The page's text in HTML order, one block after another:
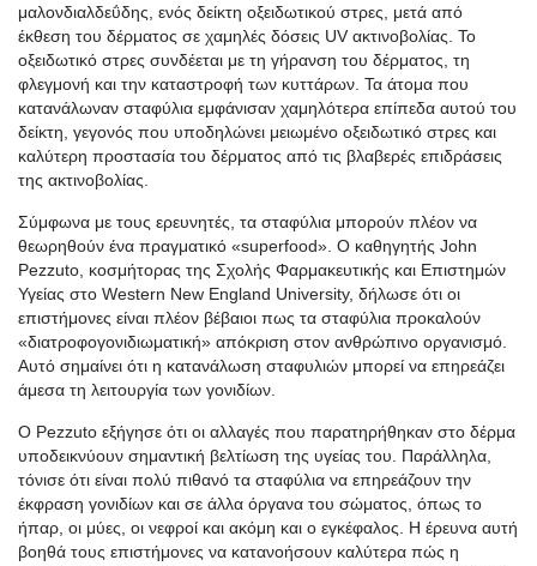
μαλονδιαλδεΰδης, ενός δείκτη οξειδωτικού στρες, μετά από
έκθεση του δέρματος σε χαμηλές δόσεις UV ακτινοβολίας. Το
οξειδωτικό στρες συνδέεται με τη γήρανση του δέρματος, τη
φλεγμονή και την καταστροφή των κυττάρων. Τα άτομα που
κατανάλωναν σταφύλια εμφάνισαν χαμηλότερα επίπεδα αυτού του
δείκτη, γεγονός που υποδηλώνει μειωμένο οξειδωτικό στρες και
καλύτερη προστασία του δέρματος από τις βλαβερές επιδράσεις
της ακτινοβολίας.
Σύμφωνα με τους ερευνητές, τα σταφύλια μπορούν πλέον να
θεωρηθούν ένα πραγματικό «superfood». Ο καθηγητής John
Pezzuto, κοσμήτορας της Σχολής Φαρμακευτικής και Επιστημών
Υγείας στο Western New England University, δήλωσε ότι οι
επιστήμονες είναι πλέον βέβαιοι πως τα σταφύλια προκαλούν
«διατροφογονιδιωματική» απόκριση στον ανθρώπινο οργανισμό.
Αυτό σημαίνει ότι η κατανάλωση σταφυλιών μπορεί να επηρεάζει
άμεσα τη λειτουργία των γονιδίων.
Ο Pezzuto εξήγησε ότι οι αλλαγές που παρατηρήθηκαν στο δέρμα
υποδεικνύουν σημαντική βελτίωση της υγείας του. Παράλληλα,
τόνισε ότι είναι πολύ πιθανό τα σταφύλια να επηρεάζουν την
έκφραση γονιδίων και σε άλλα όργανα του σώματος, όπως το
ήπαρ, οι μύες, οι νεφροί και ακόμη και ο εγκέφαλος. Η έρευνα αυτή
βοηθά τους επιστήμονες να κατανοήσουν καλύτερα πώς η